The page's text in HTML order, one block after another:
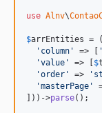
use Alnv\
$arrEntities = (
' column ' => [ '
'value ' => [ $
'order ' => '
'masterPage '
]))->parse();